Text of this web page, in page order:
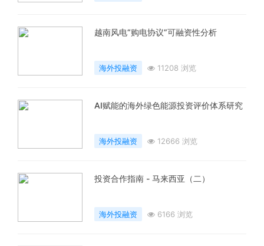
越南风电“购电协议”可融资性分析
海外投融资 11208 浏览
AI赋能的海外绿色能源投资评价体系研究
海外投融资 12666 浏览
投资合作指南 - 马来西亚（二）
海外投融资 6166 浏览